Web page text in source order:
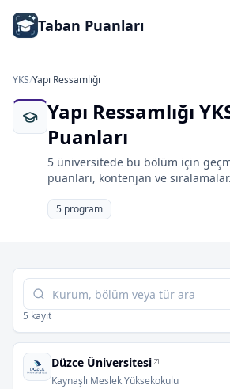
Taban Puanları
YKS/Yapı Ressamlığı
Yapı Ressamlığı
Puanları
5 üniversitede bu bölüm için
puanları, kontenjan ve sıralamalar.
5 program
Tabloda ara
5 kayıt
Düzce Üniversitesi
Kaynaşlı Meslek Yüksekokulu